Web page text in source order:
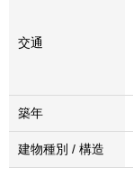
交通
築年
建物種別 / 構造